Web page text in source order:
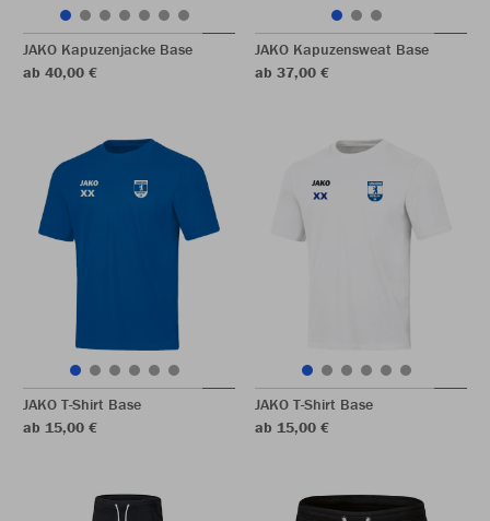
JAKO Kapuzenjacke Base
ab 40,00 €
JAKO Kapuzensweat Base
ab 37,00 €
JAKO T-Shirt Base
ab 15,00 €
JAKO T-Shirt Base
ab 15,00 €